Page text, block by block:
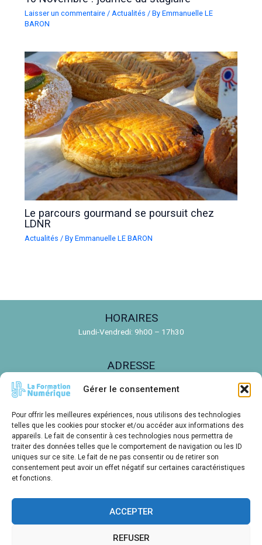
Gérer le consentement
Pour offrir les meilleures expériences, nous utilisons des technologies
telles que les cookies pour stocker et/ou accéder aux informations des
appareils. Le fait de consentir à ces technologies nous permettra de
traiter des données telles que le comportement de navigation ou les ID
uniques sur ce site. Le fait de ne pas consentir ou de retirer son
consentement peut avoir un effet négatif sur certaines caractéristiques
et fonctions.
ACCEPTER
REFUSER
Laisser un commentaire / Actualités / By Emmanuelle LE
BARON
Le parcours gourmand se poursuit chez
LDNR
Actualités / By Emmanuelle LE BARON
HORAIRES
Lundi-Vendredi: 9h00 – 17h30
ADRESSE
EMAIL
contact@ldnr.fr
TÉLÉPHONE
05 61 00 14 85